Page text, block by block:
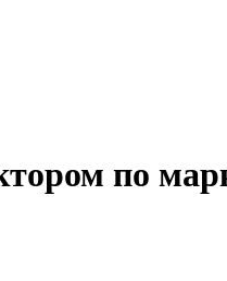
по